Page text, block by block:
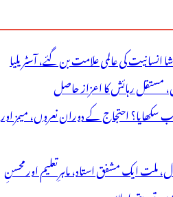
کی عالمی علامت بن گئے، آسٹریلیا
مستقل رہائش کا اعزاز حاصل
احتجاج کے دوران نعروں، میمز اور
ملت ایک مشفق استاد، ماہرِتعلیم اور محسنِ